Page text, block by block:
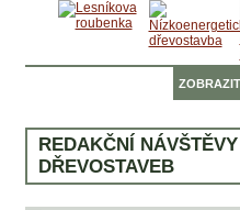
REDAKČNÍ NÁVŠTĚVY
DŘEVOSTAVEB